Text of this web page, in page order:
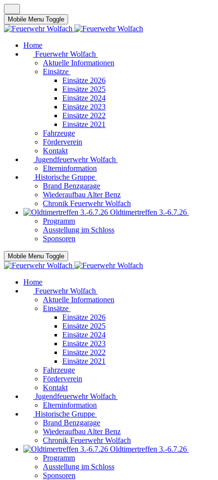
Mobile Menu Toggle
Home
Feuerwehr Wolfach
Aktuelle Informationen
Einsätze
Einsätze 2026
Einsätze 2025
Einsätze 2024
Einsätze 2023
Einsätze 2022
Einsätze 2021
Fahrzeuge
Förderverein
Kontakt
Jugendfeuerwehr Wolfach
Elterninformation
Historische Gruppe
Brand Benzgarage
Wiederaufbau Alter Benz
Chronik Feuerwehr Wolfach
Oldtimertreffen 3.-6.7.26
Programm
Ausstellung im Schloss
Sponsoren
Mobile Menu Toggle
Home
Feuerwehr Wolfach
Aktuelle Informationen
Einsätze
Einsätze 2026
Einsätze 2025
Einsätze 2024
Einsätze 2023
Einsätze 2022
Einsätze 2021
Fahrzeuge
Förderverein
Kontakt
Jugendfeuerwehr Wolfach
Elterninformation
Historische Gruppe
Brand Benzgarage
Wiederaufbau Alter Benz
Chronik Feuerwehr Wolfach
Oldtimertreffen 3.-6.7.26
Programm
Ausstellung im Schloss
Sponsoren